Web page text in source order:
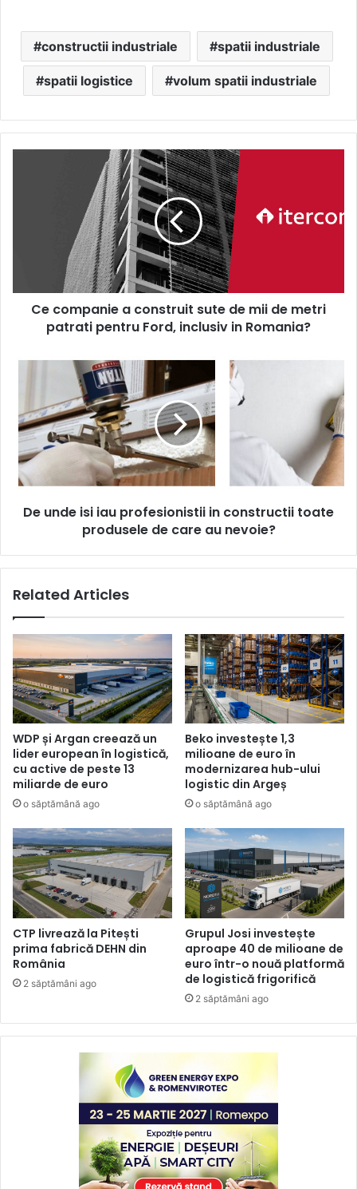
constructii industriale spatii industriale
spatii logistice volum spatii industriale
metri
patrati
inclusiv
Ce companie a construit sute de mii de metri
patrati pentru Ford, inclusiv in Romania?
De
profesionistii
in
constructii
toate
de
nevoie?
De unde isi iau profesionistii in constructii toate
produsele de care au nevoie?
Related Articles
WDP și Argan creează un
lider european în logistică,
cu active de peste 13
miliarde de euro
o săptămână ago
Beko investește 1,3
milioane de euro în
modernizarea hub-ului
logistic din Argeș
o săptămână ago
CTP livrează la Pitești
prima fabrică DEHN din
România
2 săptămâni ago
Grupul Josi investește
aproape 40 de milioane de
euro într-o nouă platformă
de logistică frigorifică
2 săptămâni ago